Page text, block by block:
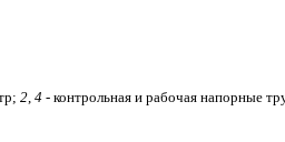
2 4 - контрольная и рабочая напорные